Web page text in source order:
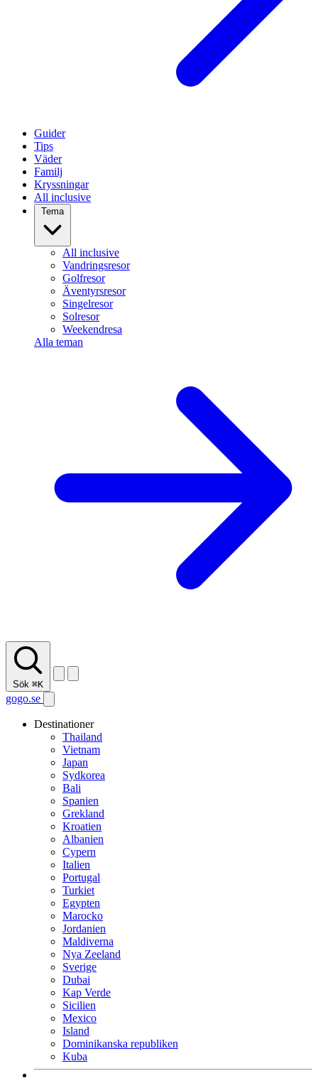
Guider
Tips
Väder
Familj
Kryssningar
All inclusive
Tema
All inclusive
Vandringsresor
Golfresor
Äventyrsresor
Singelresor
Solresor
Weekendresa
Alla teman
Sök ⌘K
gogo.se
Destinationer
Thailand
Vietnam
Japan
Sydkorea
Bali
Spanien
Grekland
Kroatien
Albanien
Cypern
Italien
Portugal
Turkiet
Egypten
Marocko
Jordanien
Maldiverna
Nya Zeeland
Sverige
Dubai
Kap Verde
Sicilien
Mexico
Island
Dominikanska republiken
Kuba